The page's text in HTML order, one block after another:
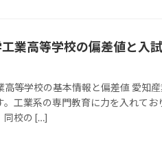
業高等学校の偏差値と入
高等学校の基本情報と偏差値 愛知
。工業系の専門教育に力を入れて
同校の […]